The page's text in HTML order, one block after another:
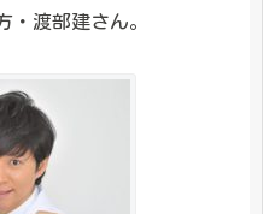
・渡部建さん。